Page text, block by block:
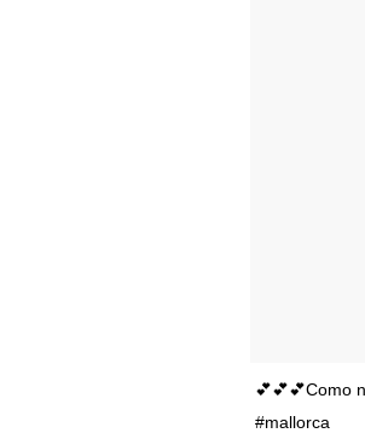
💕💕💕Como
#mallorca